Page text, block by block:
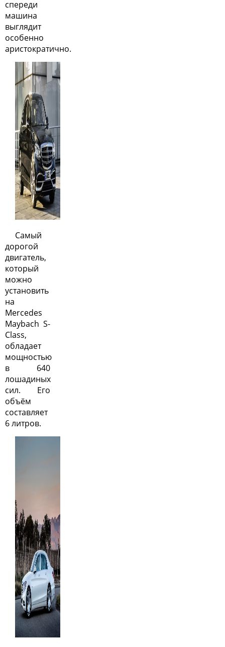
спереди
машина
выглядит
особенно
аристократично.
Самый
дорогой
двигатель,
который
можно
установить
на
Mercedes
Maybach S-
Class,
обладает
мощностью
в 640
лошадиных
сил. Его
объём
составляет
6 литров.